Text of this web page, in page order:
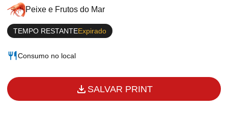
Peixe e Frutos do Mar
TEMPO RESTANTEExpirado
Consumo no local
SALVAR PRINT